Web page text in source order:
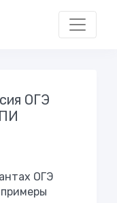
ОГЭ
ОГЭ